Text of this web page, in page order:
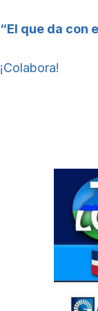
“El que da con
¡Colabora!